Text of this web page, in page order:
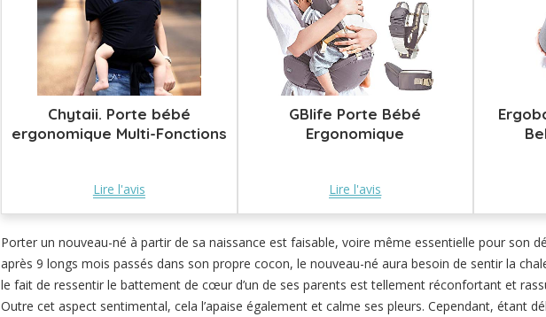
Chytaii. Porte bébé
ergonomique Multi-Fonctions
Lire l'avis
GBlife Porte Bébé
Ergonomique
Lire l'avis
Porter un nouveau-né à partir de sa naissance est faisable, voire même essentielle pour son
après 9 longs mois passés dans son propre cocon, le nouveau-né aura besoin de sentir la
le fait de ressentir le battement de cœur d’un de ses parents est tellement réconfortant et
Outre cet aspect sentimental, cela l’apaise également et calme ses pleurs. Cependant, étant